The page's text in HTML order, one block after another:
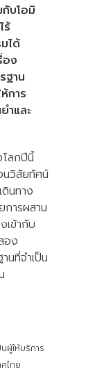
บโอมิ
ร้
ได้
อง
ฐาน
การ
ำและ
โลกปีนี้
นวิสัยทัศน์
นทาง
การผสาน
เข้ากับ
อง
นที่จำเป็น
ผู้ให้บริการ
ไทย